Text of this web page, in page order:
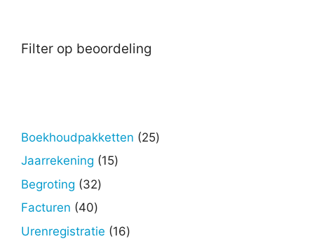
Filter op beoordeling
Boekhoudpakketten 2525
Jaarrekening 1515
Begroting 3232
Facturen 4040
producten
Urenregistratie 1616